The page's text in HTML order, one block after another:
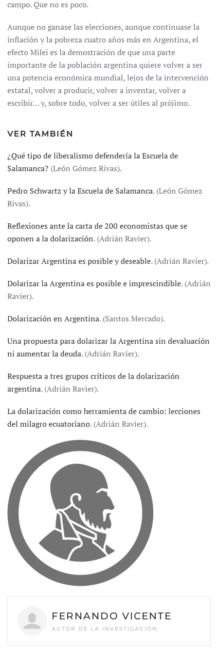
campo. Que no es poco.
Aunque no ganase las elecciones, aunque continuase la
inflación y la pobreza cuatro años más en Argentina, el
efecto Milei es la demostración de que una parte
importante de la población argentina quiere volver a ser
una potencia económica mundial, lejos de la intervención
estatal, volver a producir, volver a inventar, volver a
escribir… y, sobre todo, volver a ser útiles al prójimo.
VER TAMBIÉN
¿Qué tipo de liberalismo defendería la Escuela de
Salamanca? (León Gómez Rivas).
Pedro Schwartz y la Escuela de Salamanca. (León Gómez
Rivas).
Reflexiones ante la carta de 200 economistas que se
oponen a la dolarización. (Adrián Ravier).
Dolarizar Argentina es posible y deseable. (Adrián Ravier).
Dolarizar la Argentina es posible e imprescindible. (Adrián
Ravier).
Dolarización en Argentina. (Santos Mercado).
Una propuesta para dolarizar la Argentina sin devaluación
ni aumentar la deuda. (Adrián Ravier).
Respuesta a tres grupos críticos de la dolarización
argentina. (Adrián Ravier).
La dolarización como herramienta de cambio: lecciones
del milagro ecuatoriano. (Adrián Ravier).
FERNANDO VICENTE
AUTOR DE LA INVESTIGACIÓN